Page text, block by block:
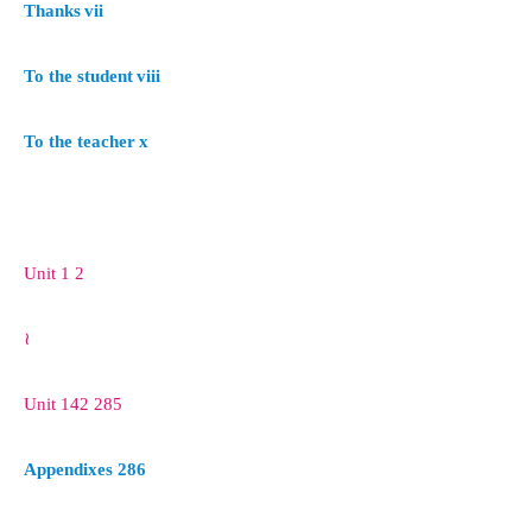
Thanksvii
To the studentviii
To the teacherx
Unit 1 2
≀
Unit 142 285
Appendixes 286